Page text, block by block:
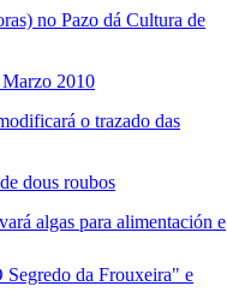
no Pazo dá Cultura de
2010
o trazado das
dous roubos
algas para alimentación e
Segredo da Frouxeira" e